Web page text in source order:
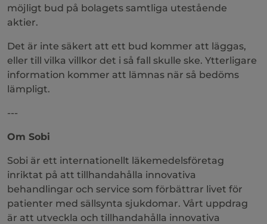
möjligt bud på bolagets samtliga utestående
aktier.
Det är inte säkert att ett bud kommer att läggas,
eller till vilka villkor det i så fall skulle ske. Ytterligare
information kommer att lämnas när så bedöms
lämpligt.
---
Om Sobi
Sobi är ett internationellt läkemedelsföretag
inriktat på att tillhandahålla innovativa
behandlingar och service som förbättrar livet för
patienter med sällsynta sjukdomar. Vårt uppdrag
är att utveckla och tillhandahålla innovativa